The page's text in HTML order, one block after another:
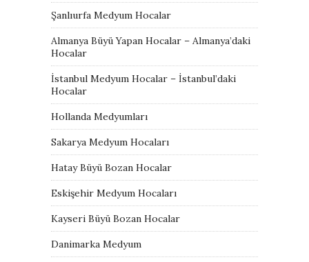
Şanlıurfa Medyum Hocalar
Almanya Büyü Yapan Hocalar – Almanya’daki
Hocalar
İstanbul Medyum Hocalar – İstanbul’daki
Hocalar
Hollanda Medyumları
Sakarya Medyum Hocaları
Hatay Büyü Bozan Hocalar
Eskişehir Medyum Hocaları
Kayseri Büyü Bozan Hocalar
Danimarka Medyum